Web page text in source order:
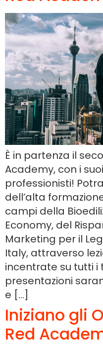
È in partenza il
Academy, con i
professionisti!
dell’alta
campi della
Economy, del
Marketing per il
Italy, attraverso
incentrate su tutti i
presentazioni
e […]
Iniziano gli
Red